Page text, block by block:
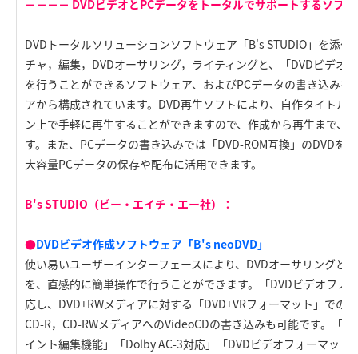
－－－－ DVDビデオとPCデータをトータルでサポートするソフ
DVDトータルソリューションソフトウェア「B's STUDIO」を添
チャ，編集，DVDオーサリング，ライティングと、「DVDビデオ
を行うことができるソフトウェア、およびPCデータの書き込み
アから構成されています。DVD再生ソフトにより、自作タイトル
ン上で手軽に再生することができますので、作成から再生まで、
す。また、PCデータの書き込みでは「DVD-ROM互換」のDVDを
大容量PCデータの保存や配布に活用できます。
B's STUDIO（ビー・エイチ・エー社）：
●DVDビデオ作成ソフトウェア「B's neoDVD」
使い易いユーザーインターフェースにより、DVDオーサリングと
を、直感的に簡単操作で行うことができます。「DVDビデオフォ
応し、DVD+RWメディアに対する「DVD+VRフォーマット」での
CD-R，CD-RWメディアへのVideoCDの書き込みも可能です。「
イント編集機能」「Dolby AC-3対応」「DVDビデオフォーマット